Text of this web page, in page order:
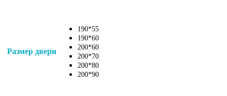
Размер двери
190*55
190*60
200*60
200*70
200*80
200*90